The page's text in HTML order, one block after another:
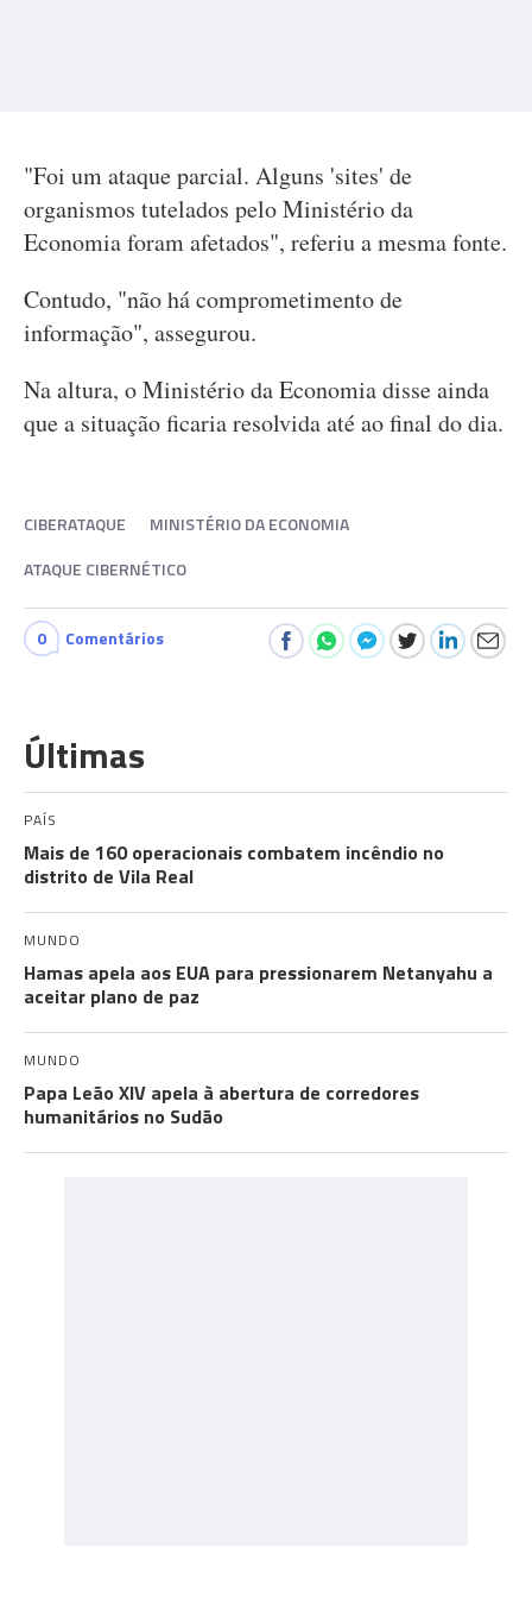
"Foi um ataque parcial. Alguns 'sites' de
organismos tutelados pelo Ministério da
Economia foram afetados", referiu a mesma fonte.
Contudo, "não há comprometimento de
informação", assegurou.
Na altura, o Ministério da Economia disse ainda
que a situação ficaria resolvida até ao final do dia.
CIBERATAQUE
MINISTÉRIO DA ECONOMIA
ATAQUE CIBERNÉTICO
0 Comentários
Últimas
PAÍS
Mais de 160 operacionais combatem incêndio no
distrito de Vila Real
MUNDO
Hamas apela aos EUA para pressionarem Netanyahu a
aceitar plano de paz
MUNDO
Papa Leão XIV apela à abertura de corredores
humanitários no Sudão